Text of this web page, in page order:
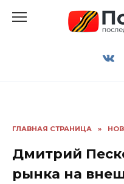
ГЛАВНАЯ СТРАНИЦА »
Дмитрий
рынка на